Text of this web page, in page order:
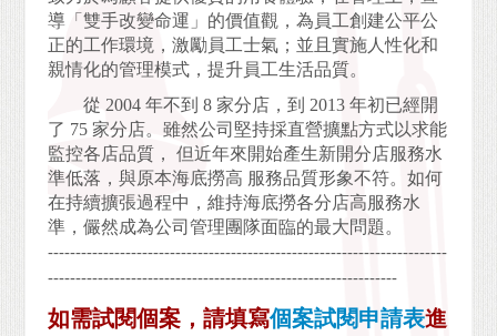
導「雙手改變命運」的價值觀，為員工創建公平公
正的工作環境，激勵員工士氣；並且實施人性化和
親情化的管理模式，提升員工生活品質。
從 2004 年不到 8 家分店，到 2013 年初已經開
了 75 家分店。雖然公司堅持採直營擴點方式以求能
監控各店品質， 但近年來開始產生新開分店服務水
準低落，與原本海底撈高 服務品質形象不符。如何
在持續擴張過程中，維持海底撈各分店高服務水
準，儼然成為公司管理團隊面臨的最大問題。
------------------------------------------------------------------------
---------------------------------------------------------------
如需試閱個案，請填寫個案試閱申請表進